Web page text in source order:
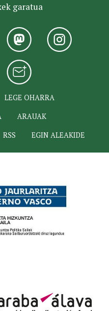
garatua
LEGE OHARRA
ARAUAK
RSS EGIN ALEAKIDE